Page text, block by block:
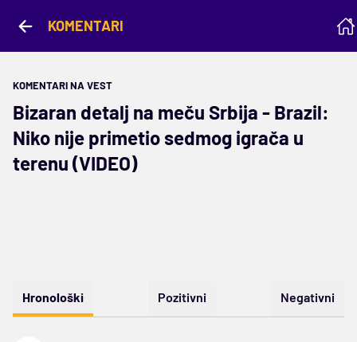
KOMENTARI
KOMENTARI NA VEST
Bizaran detalj na meču Srbija - Brazil:
Niko nije primetio sedmog igrača u
terenu (VIDEO)
Hronološki Pozitivni Negativni